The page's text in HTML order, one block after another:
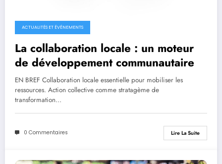
ACTUALITÉS ET ÉVÉNEMENTS
La collaboration locale : un moteur
de développement communautaire
EN BREF Collaboration locale essentielle pour mobiliser les
ressources. Action collective comme stratagème de
transformation…
0 Commentaires Lire La Suite